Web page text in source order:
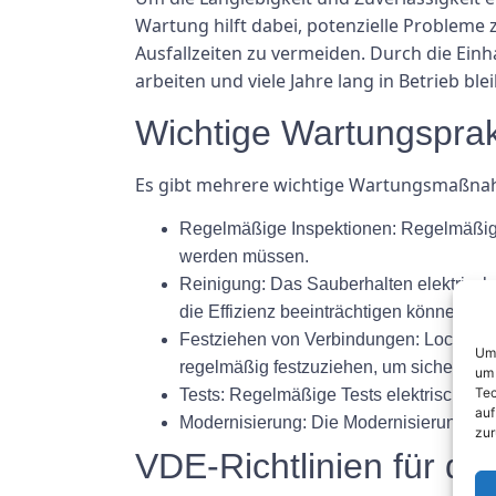
Wartung hilft dabei, potenzielle Probleme
Ausfallzeiten zu vermeiden. Durch die
arbeiten und viele Jahre lang in Betrieb
Wichtige
Es gibt mehrere wichtige
Regelmäßige Inspektionen:
werden müssen.
Reinigung: Das Sauberhalten
die Effizienz beeinträchtigen können.
Festziehen von Verbindungen:
regelmäßig festzuziehen, um
Tests: Regelmäßige Tests elektrischer
Modernisierung: Die Modernisierung
VDE-Richtlinien für